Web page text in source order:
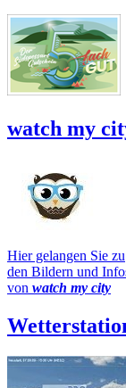
watch my
Hier gelangen Sie zu
den Bildern und
von watch my city